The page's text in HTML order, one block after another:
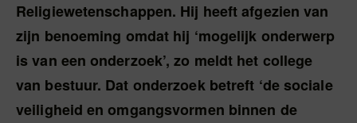
Religiewetenschappen. Hij heeft afgezien van
zijn benoeming omdat hij ‘mogelijk onderwerp
is van een onderzoek’, zo meldt het college
van bestuur. Dat onderzoek betreft ‘de sociale
veiligheid en omgangsvormen binnen de